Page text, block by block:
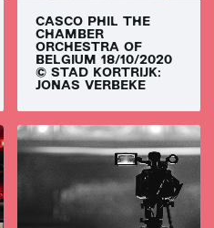
CASCO PHIL THE
CHAMBER
ORCHESTRA OF
BELGIUM 18/10/2020
© STAD KORTRIJK:
JONAS VERBEKE